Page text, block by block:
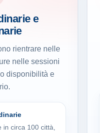
e
rientrare nelle
nelle sessioni
disponibilità e
in circa 100 città,